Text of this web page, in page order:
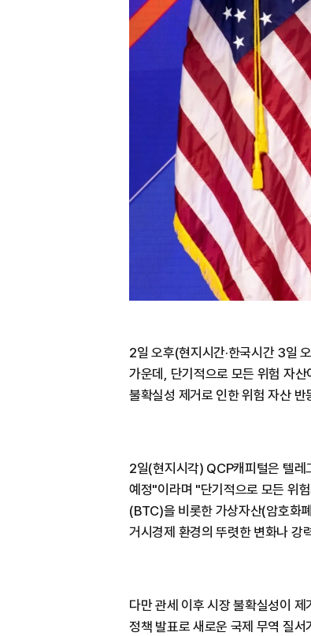
2일 오후(현지시간·한국시간 3일
가운데, 단기적으로 모든 위험 자산
불확실성 제거로 인한 위험 자산 반
2일(현지시각) QCP캐피털은 텔레
예정"이라며 "단기적으로 모든 위
(BTC)을 비롯한 가상자산(암호화
거시경제 환경의 뚜렷한 변화나 강
다만 관세 이후 시장 불확실성이
정책 발표로 새로운 국제 무역 질